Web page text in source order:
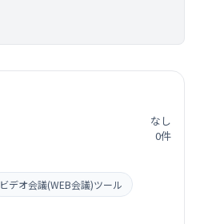
なし
0件
ビデオ会議(WEB会議)ツール